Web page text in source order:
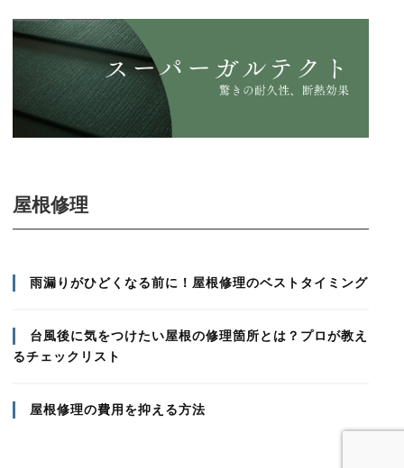
屋根修理
雨漏りがひどくなる前に！屋根修理のベストタイミング
台風後に気をつけたい屋根の修理箇所とは？プロが教え
るチェックリスト
屋根修理の費用を抑える方法